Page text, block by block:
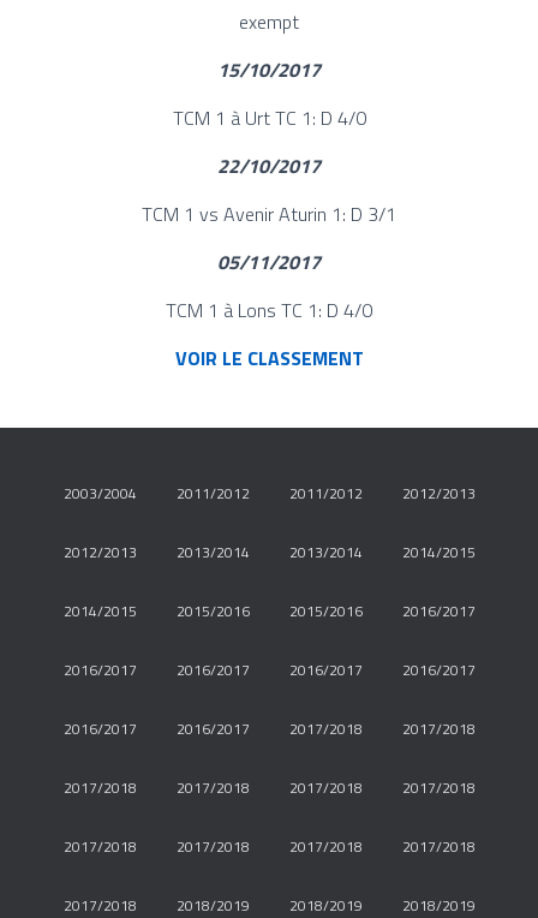
exempt
15/10/2017
TCM 1 à Urt TC 1: D 4/0
22/10/2017
TCM 1 vs Avenir Aturin 1: D 3/1
05/11/2017
TCM 1 à Lons TC 1: D 4/0
VOIR LE CLASSEMENT
2003/2004 2011/2012 2011/2012 2012/2013
2012/2013 2013/2014 2013/2014 2014/2015
2014/2015 2015/2016 2015/2016 2016/2017
2016/2017 2016/2017 2016/2017 2016/2017
2016/2017 2016/2017 2017/2018 2017/2018
2017/2018 2017/2018 2017/2018 2017/2018
2017/2018 2017/2018 2017/2018 2017/2018
2017/2018 2018/2019 2018/2019 2018/2019